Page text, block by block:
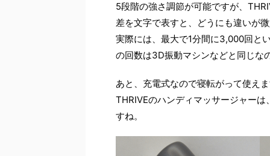
5段階の強さ調節が可能ですが、
差を文字で表すと、どうにも違いが
実際には、最大で1分間に3,000回と
の回数は3D振動マシンなどと同じな
あと、充電式なので寝転がって使え
THRIVEのハンディマッサージャー
すね。